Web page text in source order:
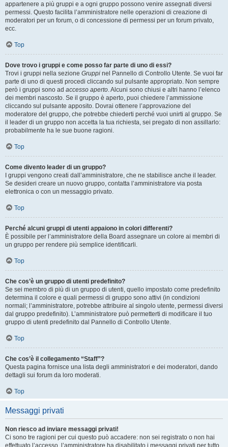
appartenere a più gruppi e a ogni gruppo possono venire assegnati diversi
permessi. Questo facilita l’amministratore nelle operazioni di creazione di
moderatori per un forum, o di concessione di permessi per un forum privato,
ecc.
Top
Dove trovo i gruppi e come posso far parte di uno di essi?
Trovi i gruppi nella sezione Gruppi nel Pannello di Controllo Utente. Se vuoi far
parte di uno di questi procedi cliccando sul pulsante appropriato. Non sempre
però i gruppi sono ad accesso aperto. Alcuni sono chiusi e altri hanno l’elenco
dei membri nascosto. Se il gruppo è aperto, puoi chiedere l’ammissione
cliccando sul pulsante apposito. Dovrai ottenere l’approvazione del
moderatore del gruppo, che potrebbe chiederti perché vuoi unirti al gruppo. Se
il leader di un gruppo non accetta la tua richiesta, sei pregato di non assillarlo:
probabilmente ha le sue buone ragioni.
Top
Come divento leader di un gruppo?
I gruppi vengono creati dall’amministratore, che ne stabilisce anche il leader.
Se desideri creare un nuovo gruppo, contatta l’amministratore via posta
elettronica o con un messaggio privato.
Top
Perché alcuni gruppi di utenti appaiono in colori differenti?
È possibile per l’amministratore della Board assegnare un colore ai membri di
un gruppo per rendere più semplice identificarli.
Top
Che cos’è un gruppo di utenti predefinito?
Se sei membro di più di un gruppo di utenti, quello impostato come predefinito
determina il colore e quali permessi di gruppo sono attivi (in condizioni
normali; l’amministratore, potrebbe attribuire al singolo utente, permessi diversi
dal gruppo predefinito). L’amministratore può permetterti di modificare il tuo
gruppo di utenti predefinito dal Pannello di Controllo Utente.
Top
Che cos’è il collegamento “Staff”?
Questa pagina fornisce una lista degli amministratori e dei moderatori, dando
dettagli sui forum da loro moderati.
Top
Messaggi privati
Non riesco ad inviare messaggi privati!
Ci sono tre ragioni per cui questo può accadere: non sei registrato o non hai
effettuato l’accesso, l’amministratore ha disabilitato i messaggi privati per tutto